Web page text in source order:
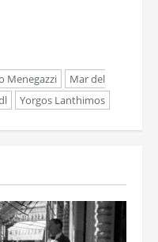
Menegazzi
Mar del
Yorgos Lanthimos